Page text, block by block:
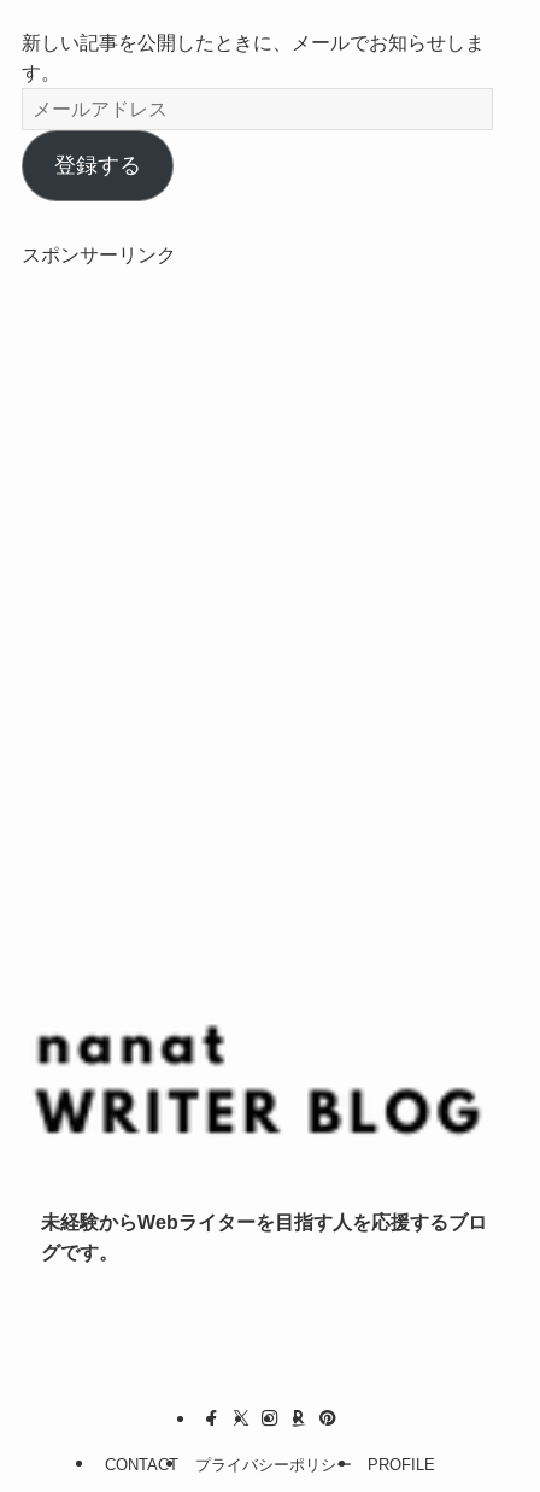
新しい記事を公開したときに、メールでお知らせしま
す。
メ
ー
ル
ア
レ
登録する
スポンサーリンク
未経験からWebライターを目指す人を応援するブロ
グです。
CONTACT プライバシーポリシー PROFILE